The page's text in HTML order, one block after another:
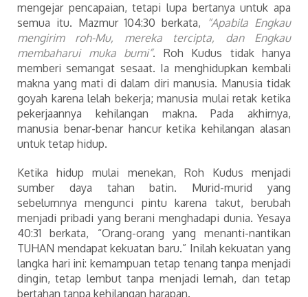
mengejar pencapaian, tetapi lupa bertanya untuk apa
semua itu. Mazmur 104:30 berkata,
“Apabila Engkau
mengirim roh-Mu, mereka tercipta, dan Engkau
membaharui muka bumi”. Roh Kudus tidak hanya
memberi semangat sesaat. Ia menghidupkan kembali
makna yang mati di dalam diri manusia. Manusia tidak
goyah karena lelah bekerja; manusia mulai retak ketika
pekerjaannya kehilangan makna. Pada akhirnya,
manusia benar-benar hancur ketika kehilangan alasan
untuk tetap hidup.
Ketika hidup mulai menekan, Roh Kudus menjadi
sumber daya tahan batin. Murid-murid yang
sebelumnya mengunci pintu karena takut, berubah
menjadi pribadi yang berani menghadapi dunia. Yesaya
40:31 berkata, “Orang-orang yang menanti-nantikan
TUHAN mendapat kekuatan baru.” Inilah kekuatan yang
langka hari ini: kemampuan tetap tenang tanpa menjadi
dingin, tetap lembut tanpa menjadi lemah, dan tetap
bertahan tanpa kehilangan harapan.